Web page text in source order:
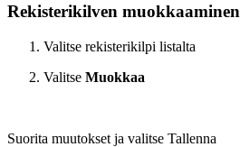
Rekisterikilven muokkaaminen
Valitse rekisterikilpi listalta
Valitse Muokkaa
Suorita muutokset ja valitse Tallenna